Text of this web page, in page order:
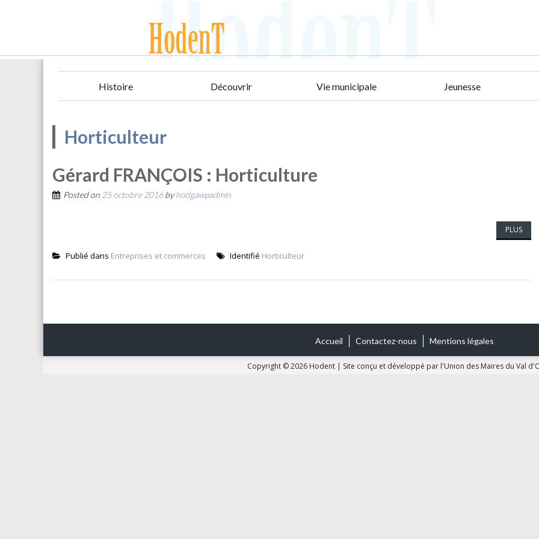
Histoire Découvrir Vie municipale Jeunesse
Horticulteur
Gérard FRANÇOIS : Horticulture
Posted on 25 octobre 2016byhodgawpadmin
PLUS
Publié dans Entreprises et commerces Identifié Horticulteur
Accueil Contactez-nous Mentions légales
Copyright © 2026 Hodent | Site conçu et développé par l'Union des Maires du Val